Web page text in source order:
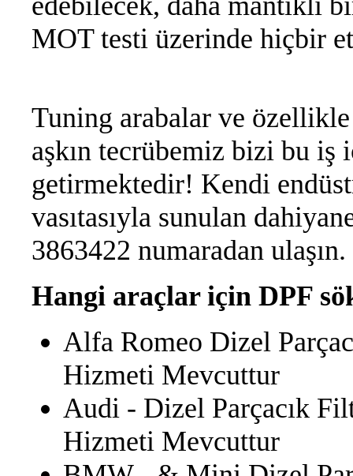
MOT testi üzerinde hiçbir
Tuning arabalar ve
aşkın tecrübemiz bizi bu
getirmektedir! Kendi
vasıtasıyla sunulan
3863422 numaradan
Hangi araçlar için DPF
Alfa Romeo Dizel
Hizmeti Mevcuttur
Audi - Dizel Parçacık
Hizmeti Mevcuttur